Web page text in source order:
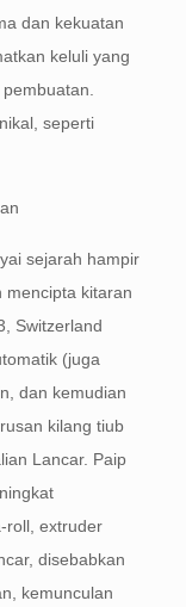
dan kekuatan
keluli yang
seperti
sejarah hampir
mencipta kitaran
Switzerland
(juga
dan kemudian
kilang tiub
Lancar. Paip
roll, extruder
disebabkan
kemunculan